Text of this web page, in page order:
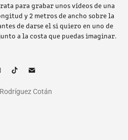
para grabar unos vídeos de una
y 2 metros de ancho sobre la
de darse el si quiero en uno de
a la costa que puedas imaginar.
Cotán